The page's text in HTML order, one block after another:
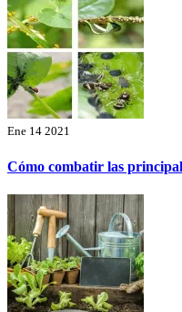
Ene 14 2021
Cómo combatir las